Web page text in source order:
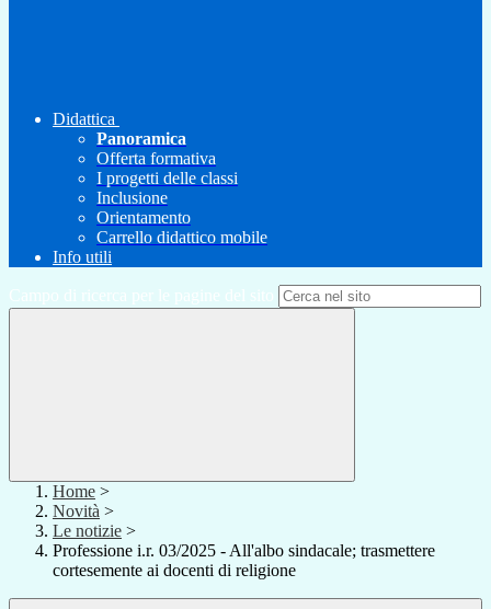
Didattica
Panoramica
Offerta formativa
I progetti delle classi
Inclusione
Orientamento
Carrello didattico mobile
Info utili
Campo di ricerca per le pagine del sito
Home >
Novità >
Le notizie >
Professione i.r. 03/2025 - All'albo sindacale; trasmettere
cortesemente ai docenti di religione